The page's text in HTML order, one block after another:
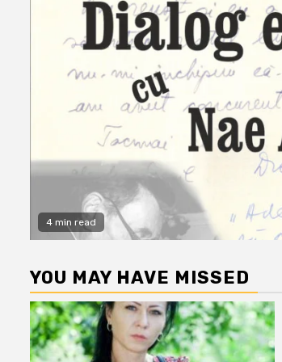
4 min read
YOU MAY HAVE MISSED